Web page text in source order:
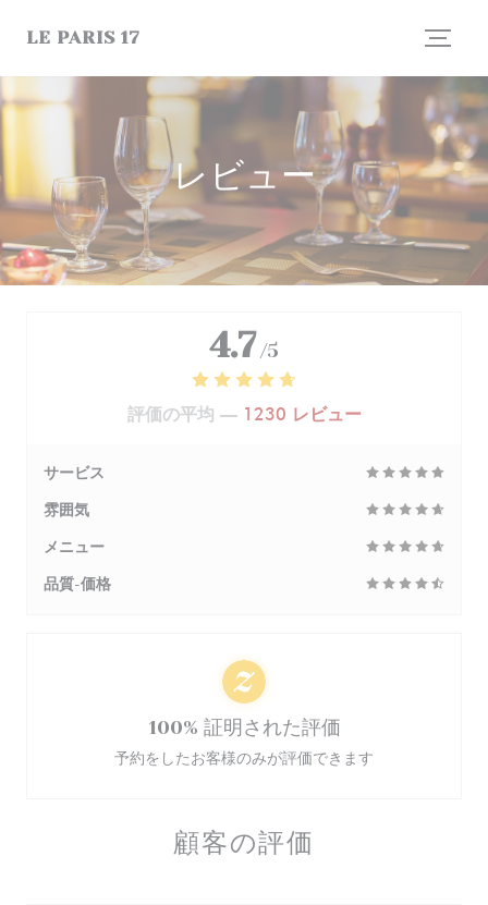
LE PARIS 17
レビュー
顧客の評価
4.7 /5
評価の平均 — 1230 レビュー
サービス
雰囲気
メニュー
品質-価格
100% 証明された評価
予約をしたお客様のみが評価できます